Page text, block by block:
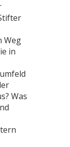
Weg
in
Was